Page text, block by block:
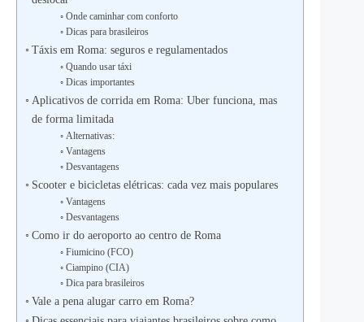
Onde caminhar com conforto
Dicas para brasileiros
Táxis em Roma: seguros e regulamentados
Quando usar táxi
Dicas importantes
Aplicativos de corrida em Roma: Uber funciona, mas
de forma limitada
Alternativas:
Vantagens
Desvantagens
Scooter e bicicletas elétricas: cada vez mais populares
Vantagens
Desvantagens
Como ir do aeroporto ao centro de Roma
Fiumicino (FCO)
Ciampino (CIA)
Dica para brasileiros
Vale a pena alugar carro em Roma?